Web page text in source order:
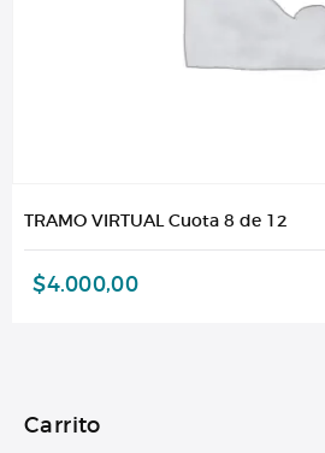
TRAMO VIRTUAL Cuota 8 de 12
$4.000,00
Carrito